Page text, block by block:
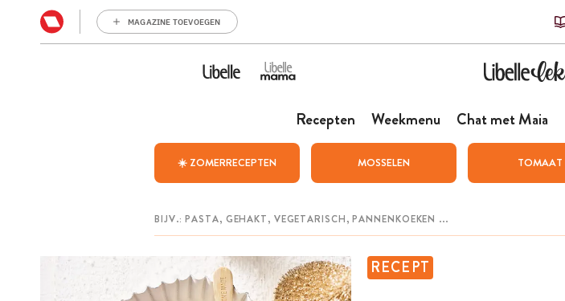
MAGAZINE TOEVOEGEN
Recepten Weekmenu Chat met Maia
☀️ ZOMERRECEPTEN MOSSELEN TOMAAT
RECEPT